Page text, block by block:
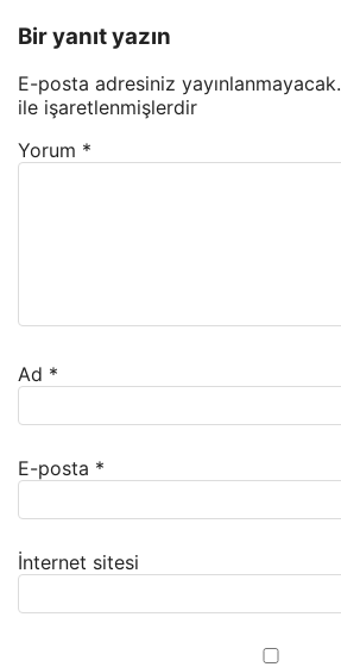
Bir yanıt yazın
E-posta adresiniz yayınlanmayacak.
ile işaretlenmişlerdir
Yorum *
Ad *
E-posta *
İnternet sitesi